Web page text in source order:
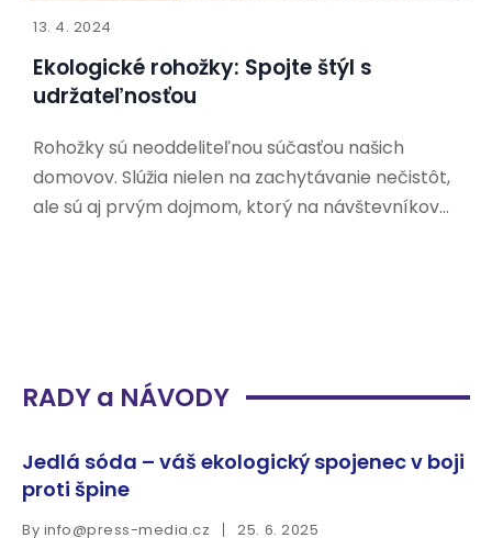
13. 4. 2024
Ekologické rohožky: Spojte štýl s
udržateľnosťou
Rohožky sú neoddeliteľnou súčasťou našich
domovov. Slúžia nielen na zachytávanie nečistôt,
ale sú aj prvým dojmom, ktorý na návštevníkov
RADY a NÁVODY
Jedlá sóda – váš ekologický spojenec v boji
proti špine
By info@press-media.cz 25. 6. 2025